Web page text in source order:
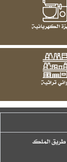
الكهربائية
تراثية
طريق الملك